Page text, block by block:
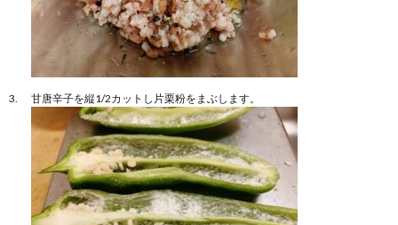
甘唐辛子を縦1/2カットし片栗粉をまぶします。